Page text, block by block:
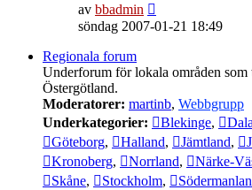
av bbadmin
till
inlägget
söndag 2007-01-21 18:49
Regionala forum
Underforum för lokala områden som
Östergötland.
Moderatorer: martinb, Webbgrupp
Underkategorier:
Blekinge,
Göteborg, Halland, Jämtland,
Kronoberg, Norrland, Närke-
Skåne, Stockholm,